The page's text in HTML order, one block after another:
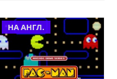
НА АНГЛ.